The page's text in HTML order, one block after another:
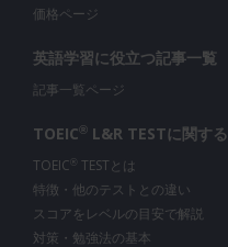
価格ページ
英語学習に役立つ記事一覧
記事一覧ページ
TOEIC® L&R TESTに関する
TOEIC ® TESTとは
特徴・他のテストとの違い
スコアをレベルの目安で解説
対策・勉強法の基本